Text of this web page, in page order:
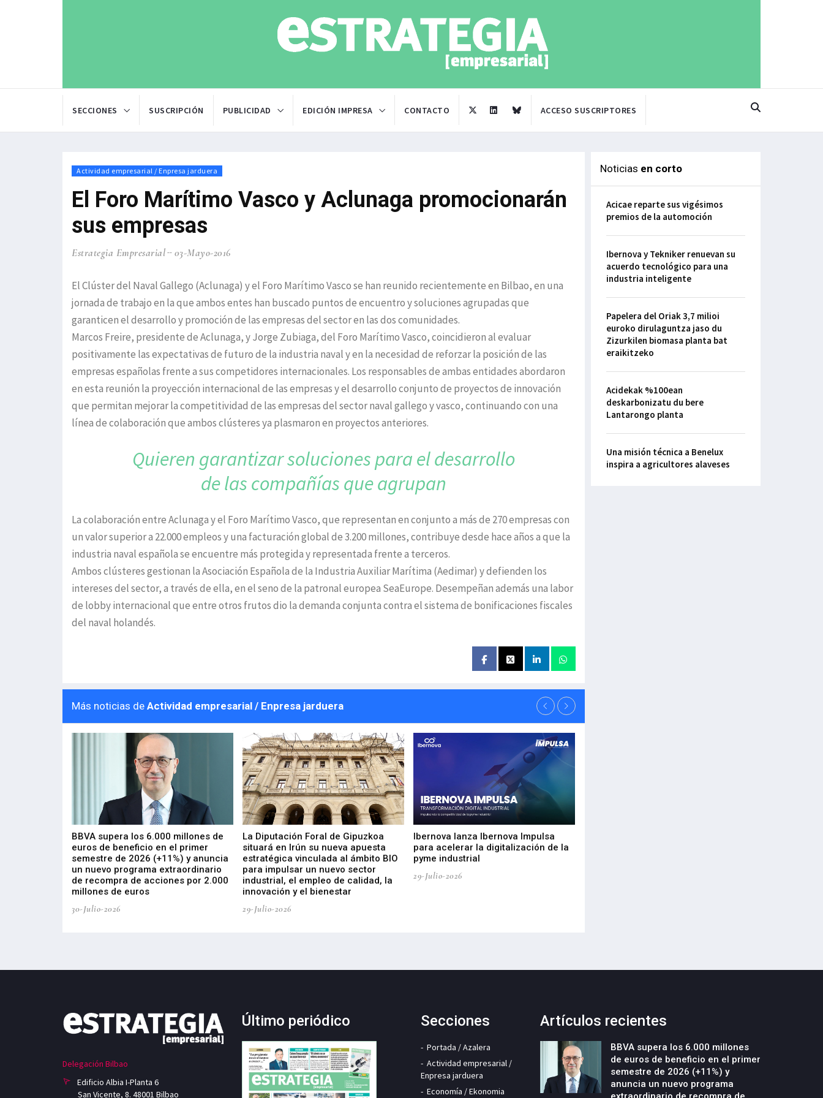
SECCIONES SUSCRIPCIÓN PUBLICIDAD EDICIÓN IMPRESA CONTACTO ACCESO SUSCRIPTORES
Actividad empresarial / Enpresa jarduera
El Foro Marítimo Vasco y Aclunaga promocionarán
sus empresas
Estrategia Empresarial 03-Mayo-2016
El Clúster del Naval Gallego (Aclunaga) y el Foro Marítimo Vasco se han reunido recientemente en Bilbao, en una
jornada de trabajo en la que ambos entes han buscado puntos de encuentro y soluciones agrupadas que
garanticen el desarrollo y promoción de las empresas del sector en las dos comunidades.
Marcos Freire, presidente de Aclunaga, y Jorge Zubiaga, del Foro Marítimo Vasco, coincidieron al evaluar
positivamente las expectativas de futuro de la industria naval y en la necesidad de reforzar la posición de las
empresas españolas frente a sus competidores internacionales. Los responsables de ambas entidades abordaron
en esta reunión la proyección internacional de las empresas y el desarrollo conjunto de proyectos de innovación
que permitan mejorar la competitividad de las empresas del sector naval gallego y vasco, continuando con una
línea de colaboración que ambos clústeres ya plasmaron en proyectos anteriores.
Quieren garantizar soluciones para el desarrollo
de las compañías que agrupan
La colaboración entre Aclunaga y el Foro Marítimo Vasco, que representan en conjunto a más de 270 empresas con
un valor superior a 22.000 empleos y una facturación global de 3.200 millones, contribuye desde hace años a que la
industria naval española se encuentre más protegida y representada frente a terceros.
Ambos clústeres gestionan la Asociación Española de la Industria Auxiliar Marítima (Aedimar) y defienden los
intereses del sector, a través de ella, en el seno de la patronal europea SeaEurope. Desempeñan además una labor
de lobby internacional que entre otros frutos dio la demanda conjunta contra el sistema de bonificaciones fiscales
del naval holandés.
Más noticias de Actividad empresarial / Enpresa jarduera
BBVA supera los 6.000 millones de
euros de beneficio en el primer
semestre de 2026 (+11%) y anuncia
un nuevo programa extraordinario
de recompra de acciones por 2.000
millones de euros
30-Julio-2026
La Diputación Foral de Gipuzkoa
situará en Irún su nueva apuesta
estratégica vinculada al ámbito BIO
para impulsar un nuevo sector
industrial, el empleo de calidad, la
innovación y el bienestar
29-Julio-2026
Ibernova lanza Ibernova Impulsa
para acelerar la digitalización de la
pyme industrial
29-Julio-2026
Noticias en corto
Acicae reparte sus vigésimos
premios de la automoción
Ibernova y Tekniker renuevan su
acuerdo tecnológico para una
industria inteligente
Papelera del Oriak 3,7 milioi
euroko dirulaguntza jaso du
Zizurkilen biomasa planta bat
eraikitzeko
Acidekak %100ean
deskarbonizatu du bere
Lantarongo planta
Una misión técnica a Benelux
inspira a agricultores alaveses
Delegación Bilbao
Edificio Albia I-Planta 6
San Vicente, 8. 48001 Bilbao
Último periódico Secciones
Portada / Azalera
Actividad empresarial /
Enpresa jarduera
Economía / Ekonomia
Artículos recientes
BBVA supera los 6.000 millones
de euros de beneficio en el primer
semestre de 2026 (+11%) y
anuncia un nuevo programa